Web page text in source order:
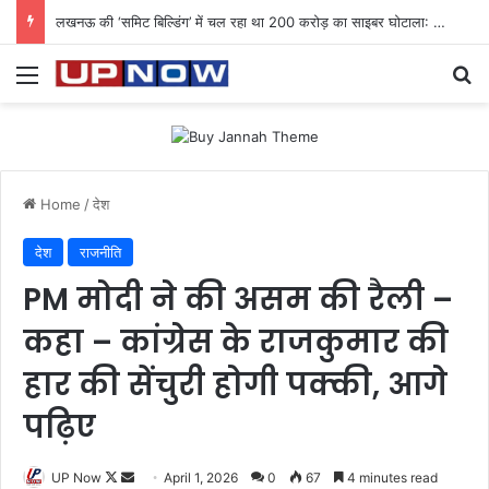
लखनऊ की ‘समिट बिल्डिंग’ में चल रहा था 200 करोड़ का साइबर घोटाला: 40 युवतियों समेत 119 गिरफ्तार
Menu
Home /देश
देश राजनीति
PM मोदी ने की असम की रैली –
कहा – कांग्रेस के राजकुमार की
हार की सेंचुरी होगी पक्की, आगे
पढ़िए
UP Now
Follow
SendApril 1, 2026 0 67 4 minutes read